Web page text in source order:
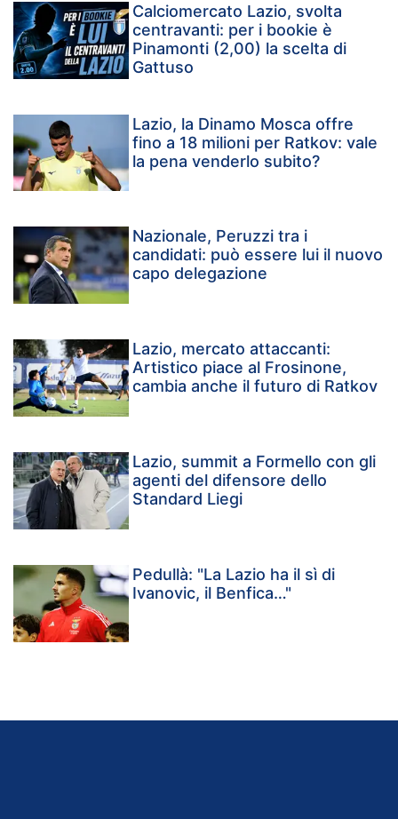
Calciomercato Lazio, svolta
centravanti: per i bookie è
Pinamonti (2,00) la scelta di
Gattuso
Lazio, la Dinamo Mosca offre
fino a 18 milioni per Ratkov: vale
la pena venderlo subito?
Nazionale, Peruzzi tra i
candidati: può essere lui il nuovo
capo delegazione
Lazio, mercato attaccanti:
Artistico piace al Frosinone,
cambia anche il futuro di Ratkov
Lazio, summit a Formello con gli
agenti del difensore dello
Standard Liegi
Pedullà: "La Lazio ha il sì di
Ivanovic, il Benfica…"